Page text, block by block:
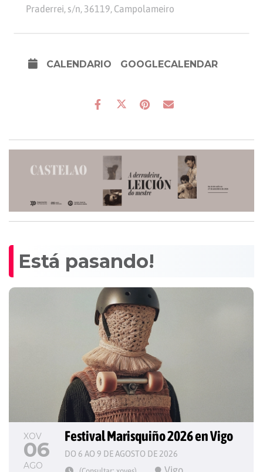
Praderrei, s/n, 36119, Campolameiro
CALENDARIO GOOGLECALENDAR
Está pasando!
XOV
06
AGO
Festival Marisquiño 2026 en Vigo
DO 6 AO 9 DE AGOSTO DE 2026